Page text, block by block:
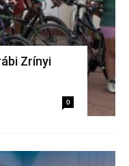
Zrínyi
0